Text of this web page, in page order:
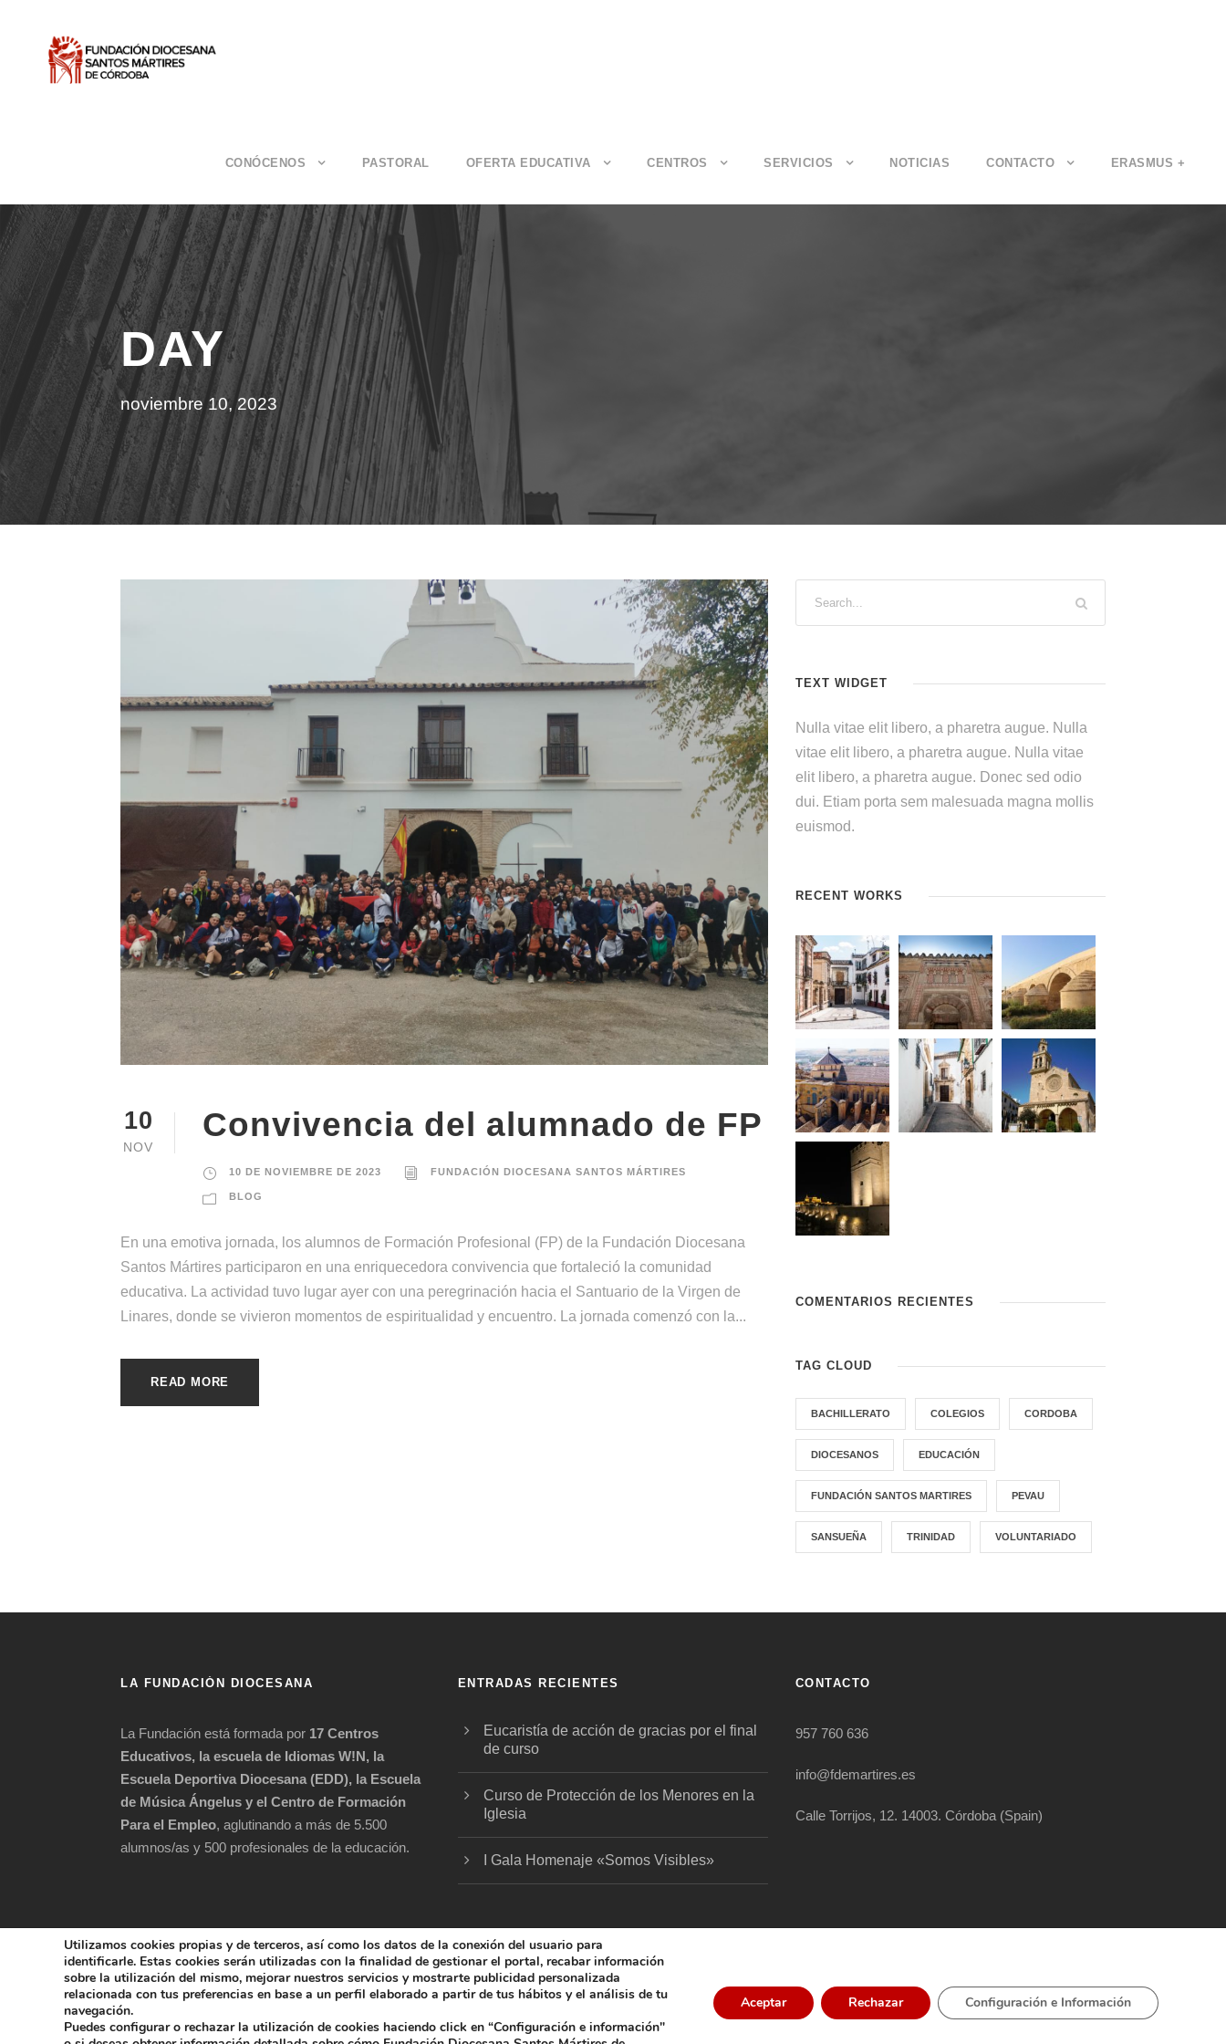
CONÓCENOS PASTORAL OFERTA EDUCATIVA CENTROS SERVICIOS NOTICIAS CONTACTO ERASMUS +
DAY
noviembre 10, 2023
10
NOV
Convivencia del alumnado de FP
10 DE NOVIEMBRE DE 2023 FUNDACIÓN DIOCESANA SANTOS MÁRTIRES
BLOG
En una emotiva jornada, los alumnos de Formación Profesional (FP) de la Fundación Diocesana
Santos Mártires participaron en una enriquecedora convivencia que fortaleció la comunidad
educativa. La actividad tuvo lugar ayer con una peregrinación hacia el Santuario de la Virgen de
Linares, donde se vivieron momentos de espiritualidad y encuentro. La jornada comenzó con la...
READ MORE
TEXT WIDGET
Nulla vitae elit libero, a pharetra augue. Nulla
vitae elit libero, a pharetra augue. Nulla vitae
elit libero, a pharetra augue. Donec sed odio
dui. Etiam porta sem malesuada magna mollis
euismod.
RECENT WORKS
COMENTARIOS RECIENTES
TAG CLOUD
BACHILLERATO COLEGIOS CORDOBA
DIOCESANOS EDUCACIÓN
FUNDACIÓN SANTOS MARTIRES PEVAU
SANSUEÑA TRINIDAD VOLUNTARIADO
LA FUNDACIÓN DIOCESANA
La Fundación está formada por 17 Centros
Educativos, la escuela de Idiomas W!N, la
Escuela Deportiva Diocesana (EDD), la Escuela
de Música Ángelus y el Centro de Formación
Para el Empleo, aglutinando a más de 5.500
alumnos/as y 500 profesionales de la educación.
ENTRADAS RECIENTES
Eucaristía de acción de gracias por el final
de curso
Curso de Protección de los Menores en la
Iglesia
I Gala Homenaje «Somos Visibles»
CONTACTO
957 760 636
info@fdemartires.es
Calle Torrijos, 12. 14003. Córdoba (Spain)
COPYRIGHT 2025 FUNDACIÓN DIOCESANA SANTOS MÁRTIRES, ALL RIGHT RESERVED
POLÍTICA DE COOKIES AVISO LEGAL POLÍTICA DE PRIVACIDAD
Utilizamos cookies propias y de terceros, así como los datos de la conexión del usuario para
identificarle. Estas cookies serán utilizadas con la finalidad de gestionar el portal, recabar información
sobre la utilización del mismo, mejorar nuestros servicios y mostrarte publicidad personalizada
relacionada con tus preferencias en base a un perfil elaborado a partir de tus hábitos y el análisis de tu
navegación.
Puedes configurar o rechazar la utilización de cookies haciendo click en “Configuración e información"
Aceptar Rechazar Configuración e Información